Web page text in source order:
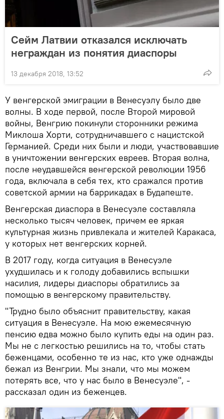
Сейм Латвии отказался исключать
неграждан из понятия диаспоры
13 декабря 2018, 13:52
У венгерской эмиграции в Венесуэлу было две
волны. В ходе первой, после Второй мировой
войны, Венгрию покинули сторонники режима
Миклоша Хорти, сотрудничавшего с нацистской
Германией. Среди них были и люди, участвовавшие
в уничтожении венгерских евреев. Вторая волна,
после неудавшейся венгерской революции 1956
года, включала в себя тех, кто сражался против
советской армии на баррикадах в Будапеште.
Венгерская диаспора в Венесуэле составляла
несколько тысяч человек, причем ее яркая
культурная жизнь привлекала и жителей Каракаса,
у которых нет венгерских корней.
В 2017 году, когда ситуация в Венесуэле
ухудшилась и к голоду добавились вспышки
насилия, лидеры диаспоры обратились за
помощью в венгерскому правительству.
"Трудно было объяснит правительству, какая
ситуация в Венесуэле. На мою ежемесячную
пенсию едва можно было купить еды на один раз.
Мы не с легкостью решились на то, чтобы стать
беженцами, особенно те из нас, кто уже однажды
бежал из Венгрии. Мы знали, что мы можем
потерять все, что у нас было в Венесуэле", -
рассказал один из беженцев.